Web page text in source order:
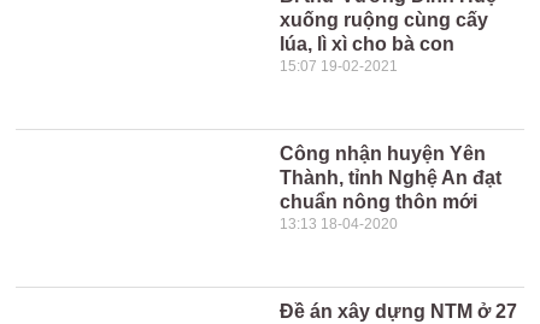
xuống ruộng cùng cấy
lúa, lì xì cho bà con
15:07 19-02-2021
Công nhận huyện Yên
Thành, tỉnh Nghệ An đạt
chuẩn nông thôn mới
13:13 18-04-2020
Đề án xây dựng NTM ở 27